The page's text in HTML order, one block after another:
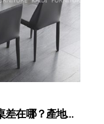
義大利陶板餐桌跟一般陶板餐桌差在哪？產地對品質的 3 個影響